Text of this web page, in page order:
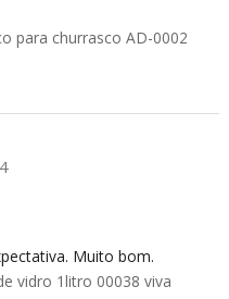
para churrasco AD-0002
Muito bom.
vidro 1litro 00038 viva